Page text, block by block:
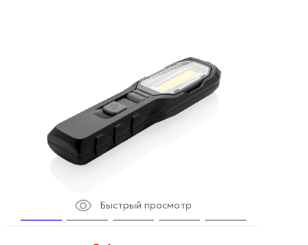
Быстрый просмотр